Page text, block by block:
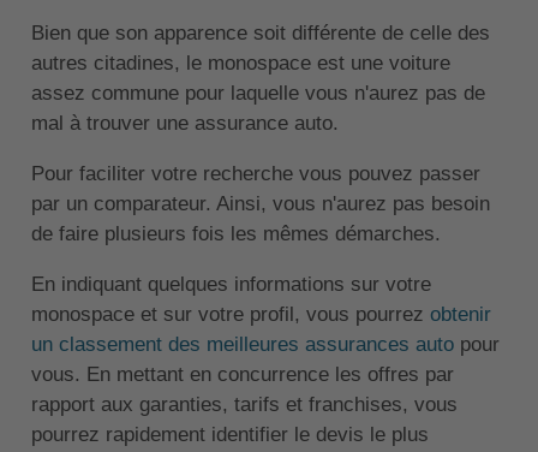
Bien que son apparence soit différente de celle des
autres citadines, le monospace est une voiture
assez commune pour laquelle vous n'aurez pas de
mal à trouver une assurance auto.
Pour faciliter votre recherche vous pouvez passer
par un comparateur. Ainsi, vous n'aurez pas besoin
de faire plusieurs fois les mêmes démarches.
En indiquant quelques informations sur votre
monospace et sur votre profil, vous pourrez obtenir
un classement des meilleures assurances autopour
vous. En mettant en concurrence les offres par
rapport aux garanties, tarifs et franchises, vous
pourrez rapidement identifier le devis le plus